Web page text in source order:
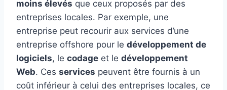
moins élevés que ceux proposés par des
entreprises locales. Par exemple, une
entreprise peut recourir aux services d’une
entreprise offshore pour le développement de
logiciels, le codage et le développement
Web. Ces services peuvent être fournis à un
coût inférieur à celui des entreprises locales, ce